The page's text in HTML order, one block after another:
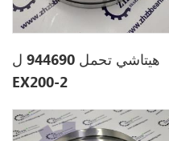
هيتاشي تحمل 944690 ل
EX200-2